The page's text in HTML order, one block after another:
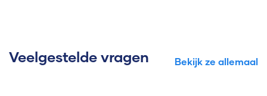
Veelgestelde vragen Bekijk ze allemaal